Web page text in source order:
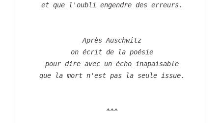
et que l'oubli engendre des erreurs.
Après Auschwitz
on écrit de la poésie
pour dire avec un écho inapaisable
que la mort n'est pas la seule issue.
***